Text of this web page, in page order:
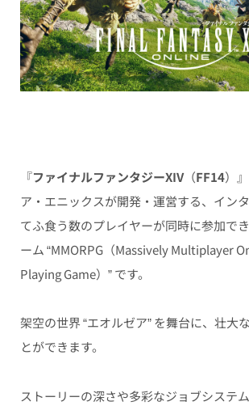
『ファイナルファンタジーXIV（FF14）』
ア・エニックスが開発・運営する、イン
てふ食う数のプレイヤーが同時に参加で
ーム “MMORPG（Massively Multiplayer
Playing Game）” です。
架空の世界 “エオルゼア” を舞台に、壮大
とができます。
ストーリーの深さや多彩なジョブシステ